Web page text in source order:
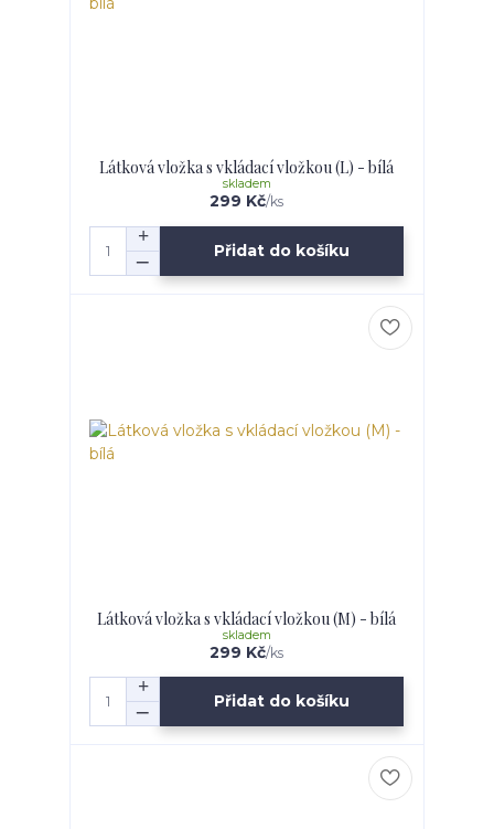
Látková vložka s vkládací vložkou (L) - bílá
299 Kč/ks
skladem
Přidat do košíku
Látková vložka s vkládací vložkou (M) - bílá
299 Kč/ks
skladem
Přidat do košíku